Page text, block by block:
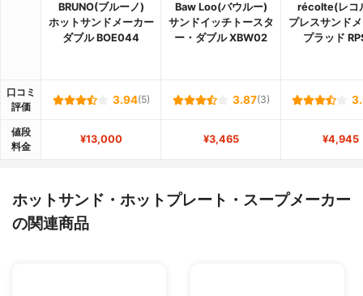
BRUNO(ブルーノ)
ホットサンドメーカー
ダブル BOE044
Baw Loo(バウルー)
サンドイッチトースタ
ー・ダブル XBW02
récolte(レコ
プレスサンド
プラッド
口コミ
評価
3.94(5) 3.87(3)
値段
料金
¥13,000 ¥3,465 ¥4,945
ホットサンド・ホットプレート・スープメーカー
の関連商品